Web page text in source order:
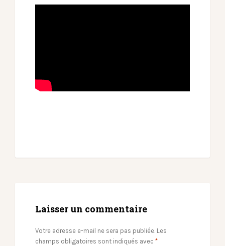
Laisser un commentaire
Votre adresse e-mail ne sera pas publiée. Les
champs obligatoires sont indiqués avec *